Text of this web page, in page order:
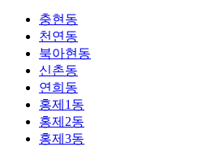
충현동
천연동
북아현동
신촌동
연희동
홍제1동
홍제2동
홍제3동